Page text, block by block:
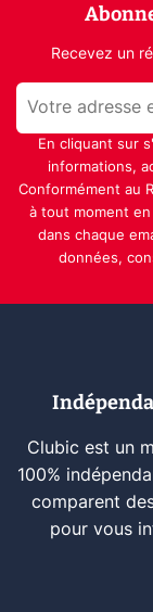
Recevez un
En cliquant sur
informations,
Conformément au
à tout moment
dans chaque
données,
Clubic est un
100%
comparent
pour vous